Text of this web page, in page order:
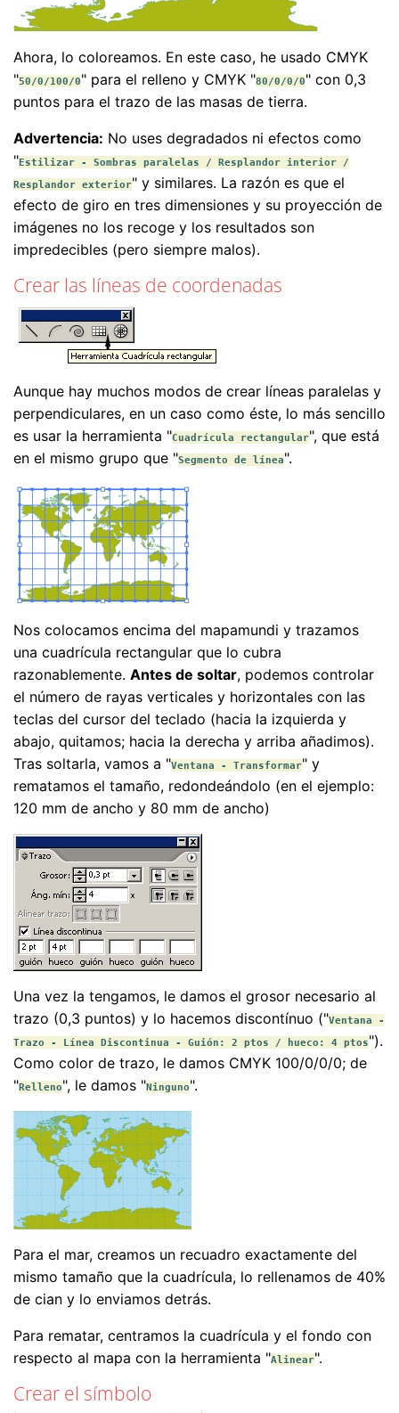
Ahora, lo coloreamos. En este caso, he usado CMYK
"50/0/100/0" para el relleno y CMYK "80/0/0/0" con 0,3
puntos para el trazo de las masas de tierra.
Advertencia: No uses degradados ni efectos como
"Estilizar - Sombras paralelas / Resplandor interior /
Resplandor exterior" y similares. La razón es que el
efecto de giro en tres dimensiones y su proyección de
imágenes no los recoge y los resultados son
impredecibles (pero siempre malos).
Crear las líneas de coordenadas
Aunque hay muchos modos de crear líneas paralelas y
perpendiculares, en un caso como éste, lo más sencillo
es usar la herramienta "Cuadrícula rectangular", que está
en el mismo grupo que "Segmento de línea".
Nos colocamos encima del mapamundi y trazamos
una cuadrícula rectangular que lo cubra
razonablemente. Antes de soltar, podemos controlar
el número de rayas verticales y horizontales con las
teclas del cursor del teclado (hacia la izquierda y
abajo, quitamos; hacia la derecha y arriba añadimos).
Tras soltarla, vamos a "Ventana - Transformar" y
rematamos el tamaño, redondeándolo (en el ejemplo:
120 mm de ancho y 80 mm de ancho)
Una vez la tengamos, le damos el grosor necesario al
trazo (0,3 puntos) y lo hacemos discontínuo ("Ventana -
Trazo - Línea Discontinua - Guión: 2 ptos / hueco: 4 ptos").
Como color de trazo, le damos CMYK 100/0/0/0; de
"Relleno", le damos "Ninguno".
Para el mar, creamos un recuadro exactamente del
mismo tamaño que la cuadrícula, lo rellenamos de 40%
de cian y lo enviamos detrás.
Para rematar, centramos la cuadrícula y el fondo con
respecto al mapa con la herramienta "Alinear".
Crear el símbolo